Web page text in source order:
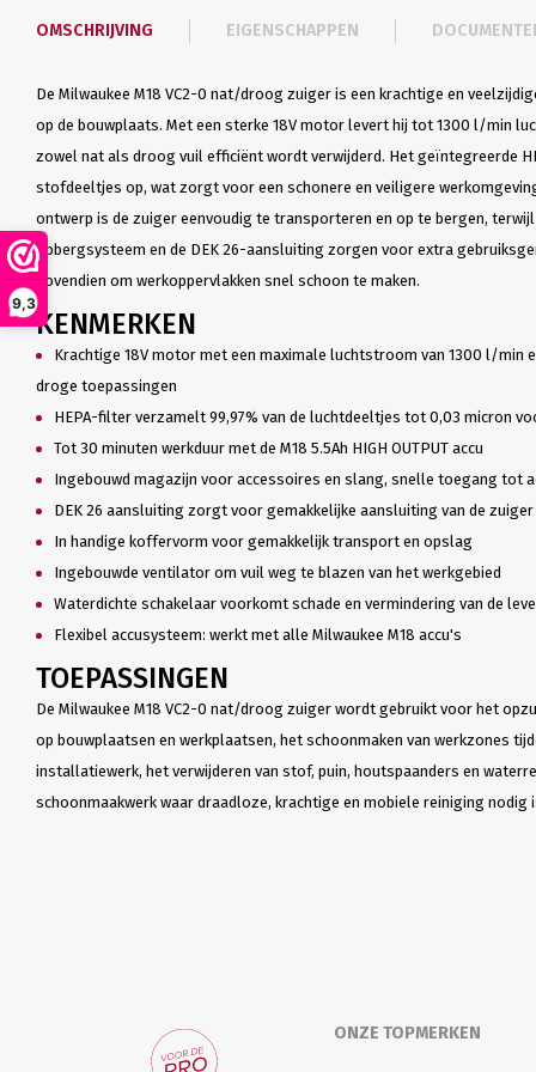
9,3
OMSCHRIJVING EIGENSCHAPPEN
De Milwaukee M18 VC2-0 nat/droog zuiger is een krachtige en
op de bouwplaats. Met een sterke 18V motor levert hij tot 1300 l/min
zowel nat als droog vuil efficiënt wordt verwijderd. Het geïntegreerde
stofdeeltjes op, wat zorgt voor een schonere en veiligere
ontwerp is de zuiger eenvoudig te transporteren en op te bergen,
opbergsysteem en de DEK 26-aansluiting zorgen voor extra
bovendien om werkoppervlakken snel schoon te maken.
KENMERKEN
Krachtige 18V motor met een maximale luchtstroom van 1300 l/min
droge toepassingen
HEPA-filter verzamelt 99,97% van de luchtdeeltjes tot 0,03 micron
Tot 30 minuten werkduur met de M18 5.5Ah HIGH OUTPUT accu
Ingebouwd magazijn voor accessoires en slang, snelle toegang tot
DEK 26 aansluiting zorgt voor gemakkelijke aansluiting van de
In handige koffervorm voor gemakkelijk transport en opslag
Ingebouwde ventilator om vuil weg te blazen van het werkgebied
Waterdichte schakelaar voorkomt schade en vermindering van de
Flexibel accusysteem: werkt met alle Milwaukee M18 accu's
TOEPASSINGEN
De Milwaukee M18 VC2-0 nat/droog zuiger wordt gebruikt voor het
op bouwplaatsen en werkplaatsen, het schoonmaken van werkzones
installatiewerk, het verwijderen van stof, puin, houtspaanders en
schoonmaakwerk waar draadloze, krachtige en mobiele reiniging nodig
ONZE TOPMERKEN